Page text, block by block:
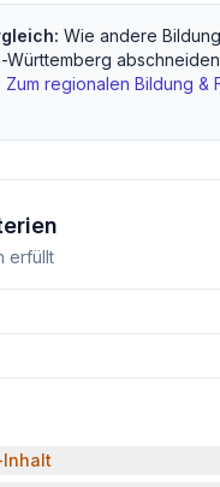
Wie andere
Württemberg
Zum regionalen Bildung &
erfüllt